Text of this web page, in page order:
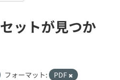
ットが見つか
フォーマット:
PDF